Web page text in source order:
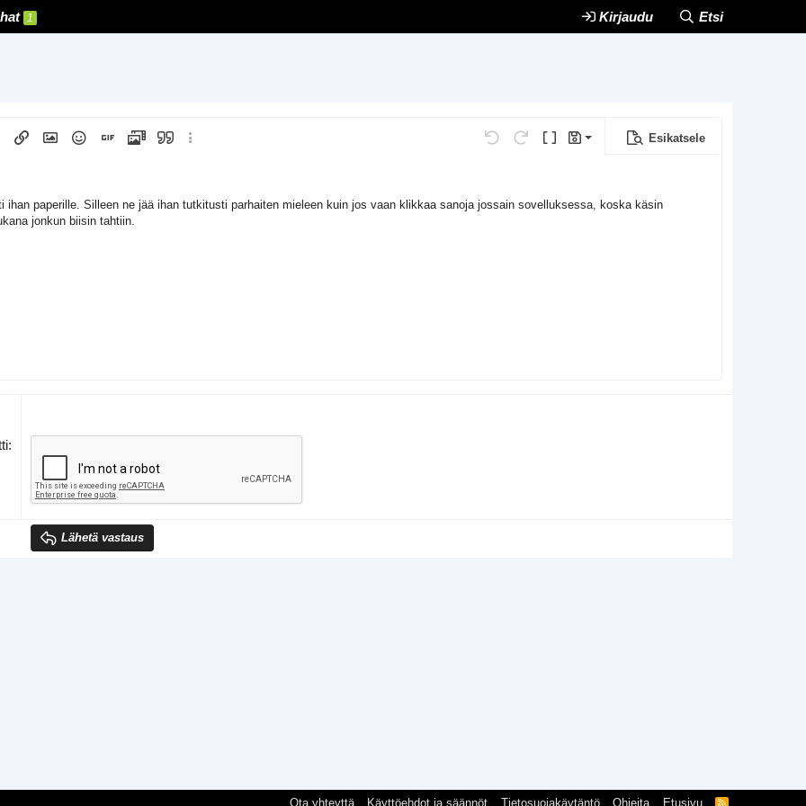
1 Kirjaudu Etsi
Lisää linkki
Lisää kuva
HymiötLisää GIFLisää video/media
LainausLisää vaihtoehtoja... KumoaUudelleenVaihda BB-koodiin tai pois
Luonnokset
Tallenna luonnos
Esikatsele
paperille. Silleen ne jää ihan tutkitusti parhaiten mieleen kuin jos vaan klikkaa sanoja jossain sovelluksessa, koska käsin
jonkun biisin tahtiin.
Lähetä vastaus
Ota yhteyttä Käyttöehdot ja säännöt Tietosuojakäytäntö Ohjeita Etusivu R